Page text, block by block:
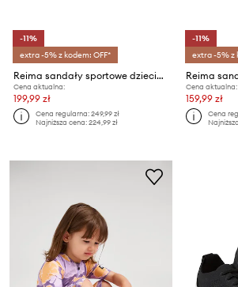
-11%
extra -5% z kodem: OFF*
Reima sandały sportowe dziecięce Rantaan
Cena aktualna:
199,99 zł
Cena regularna:249,99 zł
Najniższa cena:224,99 zł
-11%
extra -5% z
Cena aktualna:
159,99 zł
Cena